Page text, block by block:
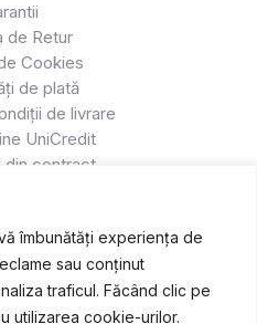
îmbunătăți experiența de
sau conținut
traficul. Făcând clic pe
utilizarea cookie-urilor.
de Retur
Cookies
de plată
de livrare
UniCredit
din contract